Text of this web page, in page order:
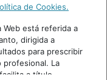
de Cookies.
Web está referida a
dirigida a
para prescribir
profesional. La
a título